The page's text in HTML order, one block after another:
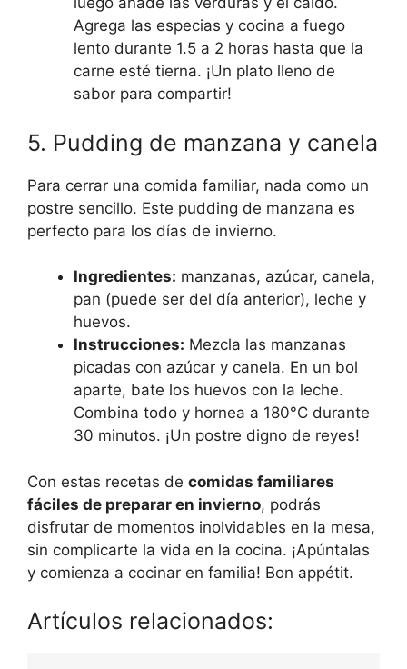
Agrega las especias y cocina a fuego
lento durante 1.5 a 2 horas hasta que la
carne esté tierna. ¡Un plato lleno de
sabor para compartir!
5. Pudding de manzana y canela
Para cerrar una comida familiar, nada como un
postre sencillo. Este pudding de manzana es
perfecto para los días de invierno.
Ingredientes: manzanas, azúcar, canela,
pan (puede ser del día anterior), leche y
huevos.
Instrucciones: Mezcla las manzanas
picadas con azúcar y canela. En un bol
aparte, bate los huevos con la leche.
Combina todo y hornea a 180°C durante
30 minutos. ¡Un postre digno de reyes!
Con estas recetas de comidas familiares
fáciles de preparar en invierno, podrás
disfrutar de momentos inolvidables en la mesa,
sin complicarte la vida en la cocina. ¡Apúntalas
y comienza a cocinar en familia! Bon appétit.
Artículos relacionados: